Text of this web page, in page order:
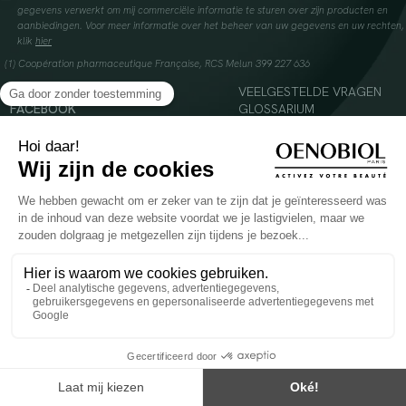
gegevens verwerkt om mij commerciële informatie te sturen over zijn producten en
aanbiedingen. Voor meer informatie over het beheer van uw gegevens en uw rechten,
klik hier
(1) Coopération pharmaceutique Française, RCS Melun 399 227 636
INSTAGRAM
FACEBOOK
YOUTUBE
VEELGESTELDE VRAGEN
GLOSSARIUM
© 2024 Oenobiol Paris
Voedingssupplement dat moet worden geconsumeerd als onderdeel van een gevarieerde,
overschrijden. Enkel voor volwassenen, buiten het bereik van kinderen houden.